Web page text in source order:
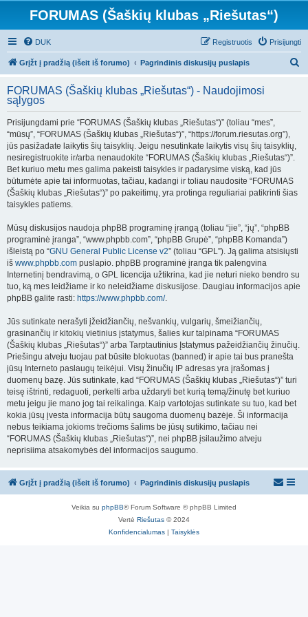
FORUMAS (Šaškių klubas „Riešutas“)
DUK Prisijungti
Registruotis
Grįžt į pradžią (išeit iš forumo) Pagrindinis diskusijų puslapis
k
FORUMAS (Šaškių klubas „Riešutas“) - Naudojimosi
sąlygos
Prisijungdami prie “FORUMAS (Šaškių klubas „Riešutas“)” (toliau “mes”,
“mūsų”, “FORUMAS (Šaškių klubas „Riešutas“)”, “https://forum.riesutas.org”),
jūs pasižadate laikytis šių taisyklių. Jeigu nesutinkate laikytis visų šių taisyklių,
nesiregistruokite ir/arba nenaudokite “FORUMAS (Šaškių klubas „Riešutas“)”.
Bet kuriuo metu mes galima pakeisti taisykles ir padarysime viską, kad jūs
būtumėte apie tai informuotas, tačiau, kadangi ir toliau naudosite “FORUMAS
(Šaškių klubas „Riešutas“)” po pakeitimų, yra protinga reguliariai patikrinti šias
taisykles patiems.
Mūsų diskusijos naudoja phpBB programinę įrangą (toliau “jie”, “jų”, “phpBB
programinė įranga”, “www.phpbb.com”, “phpBB Grupė”, “phpBB Komanda”)
išleistą po “GNU General Public License v2” (toliau “GPL”). Ją galima atsisiųsti
iš www.phpbb.com puslapio. phpBB programinė įranga tik palengvina
Internetinį bendravimą, o GPL licencija užtikrina, kad jie neturi nieko bendro su
tuo, ką mes leidžiame ir ko neleidžiame diskusijose. Daugiau informacijos apie
phpBB galite rasti: https://www.phpbb.com/.
Jūs sutinkate nerašyti įžeidžiančių, nešvankių, vulgarių, šmeižiančių,
grasinančių ir kitokių vietinius įstatymus, šalies kur talpinama “FORUMAS
(Šaškių klubas „Riešutas“)” arba Tarptautinius Įstatymus pažeidžiančių žinučių.
Priešingu atveju tuojau pat būsite blokuotas (banned) ir apie tai bus pranešta
jūsų Interneto paslaugų teikėjui. Visų žinučių IP adresas yra įrašomas į
duomenų bazę. Jūs sutinkate, kad “FORUMAS (Šaškių klubas „Riešutas“)” turi
teisę ištrinti, redaguoti, perkelti arba uždaryti bet kurią temą/žinutę bet kuriuo
metu jeigu jie mano jog tai reikalinga. Kaip vartotojas sutinkate su tuo, kad bet
kokia jūsų įvesta informacija būtų saugoma duomenų bazėje. Ši informacija
nebus teikiama jokioms trečioms šalims be jūsų sutikimo, tačiau nei
“FORUMAS (Šaškių klubas „Riešutas“)”, nei phpBB įsilaužimo atveju
neprisiima atsakomybės dėl informacijos saugumo.
Grįžt į pradžią (išeit iš forumo) Pagrindinis diskusijų puslapis
Veikia su phpBB® Forum Software © phpBB Limited
Vertė Riešutas © 2024
Konfidencialumas | Taisyklės